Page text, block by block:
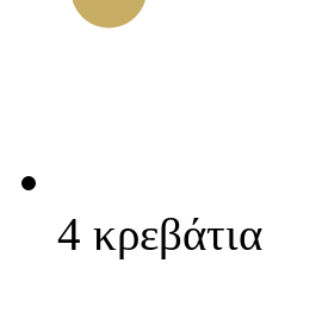
4 κρεβάτια